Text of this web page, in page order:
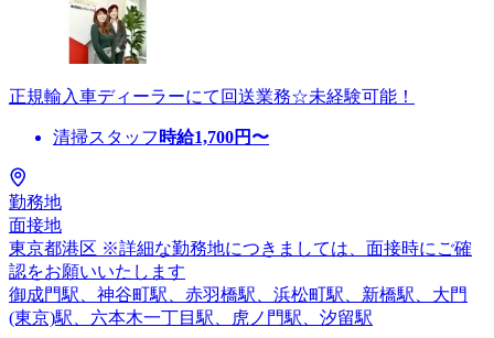
正規輸入車ディーラーにて回送業務☆未経験可能！
清掃スタッフ 時給1,700円〜
勤務地
面接地
東京都港区 ※詳細な勤務地につきましては、面接時にご確
認をお願いいたします
御成門駅、神谷町駅、赤羽橋駅、浜松町駅、新橋駅、大門
(東京)駅、六本木一丁目駅、虎ノ門駅、汐留駅